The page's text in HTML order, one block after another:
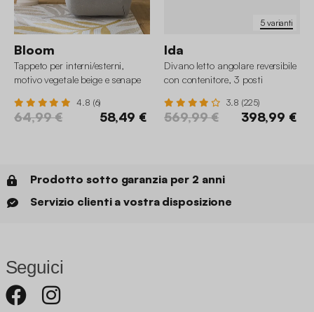
Bloom
Tappeto per interni/esterni,
motivo vegetale beige e senape
4.8 (6)
64,99 € 58,49 €
5 varianti
Ida
Divano letto angolare reversibile
con contenitore, 3 posti
3.8 (225)
569,99 € 398,99 €
Prodotto sotto garanzia per 2 anni
Servizio clienti a vostra disposizione
Seguici